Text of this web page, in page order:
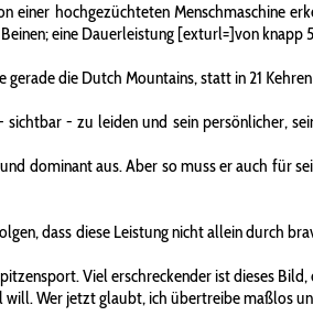
hochgezüchteten Menschmaschine
eine Dauerleistung [exturl=]von
die Dutch Mountains, statt in 21
- zu leiden und sein persönlicher,
dominant aus. Aber so muss er auch für
dass diese Leistung nicht allein durch
Viel erschreckender ist dieses
Wer jetzt glaubt, ich übertreibe maßlos